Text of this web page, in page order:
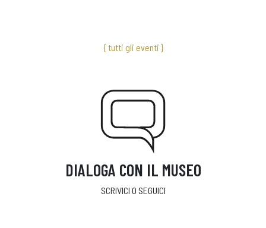
{ tutti gli eventi }
DIALOGA CON IL MUSEO
SCRIVICI O SEGUICI